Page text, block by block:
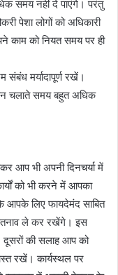
समय नहीं दे पाएंगे। परंतु
पेशा लोगों को अधिकारी
काम को नियत समय पर ही
मर्यादापूर्ण रखें।
चलाते समय बहुत अधिक
आप भी अपनी दिनचर्या में
को भी करने में आपका
आपके लिए फायदेमंद साबित
तनाव ले कर रखेंगे। इस
दूसरों की सलाह आप को
रखें। कार्यस्थल पर